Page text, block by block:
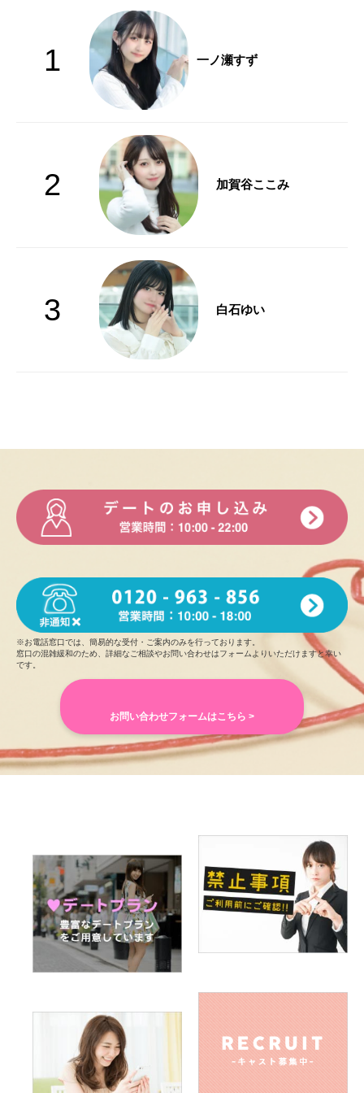
1 一ノ瀬すず
2 加賀谷ここみ
3 白石ゆい
※お電話窓口では、簡易的な受付・ご案内のみを行っております。
窓口の混雑緩和のため、詳細なご相談やお問い合わせはフォームよりいただけますと幸い
です。
お問い合わせフォームはこちら >